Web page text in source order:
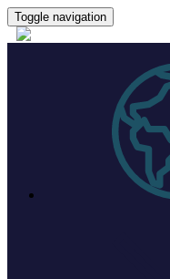
Toggle navigation